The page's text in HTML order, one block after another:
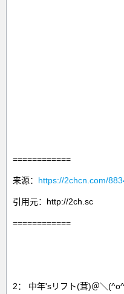
============
来源： https://2chcn.com/
引用元：http://2ch.sc
============
2： 中年'sリフト(茸)＠＼